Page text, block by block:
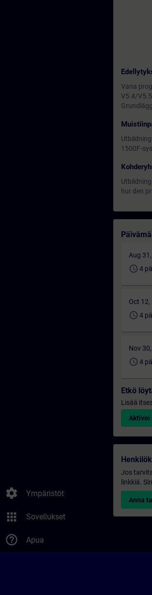
settings Ympäristöt
apps Sovellukset
help_outline Apua
Vana
V5.4/
1500F-
hur den
Aug
schedule 4
Oct 12,
schedule 4
Nov
schedule 4
Etkö
Lisää
Aktivoi
Jos
linkkiä.
Anna